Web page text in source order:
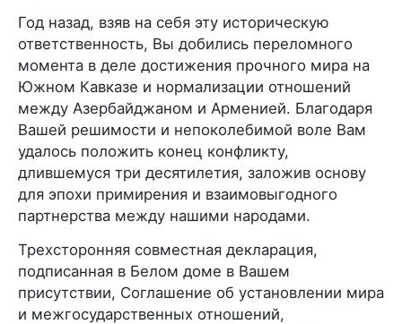
Год назад, взяв на себя эту историческую
ответственность, Вы добились переломного
момента в деле достижения прочного мира на
Южном Кавказе и нормализации отношений
между Азербайджаном и Арменией. Благодаря
Вашей решимости и непоколебимой воле Вам
удалось положить конец конфликту,
длившемуся три десятилетия, заложив основу
для эпохи примирения и взаимовыгодного
партнерства между нашими народами.
Трехсторонняя совместная декларация,
подписанная в Белом доме в Вашем
присутствии, Соглашение об установлении мира
и межгосударственных отношений,